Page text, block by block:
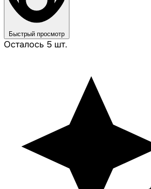
Быстрый просмотр
Осталось 5 шт.